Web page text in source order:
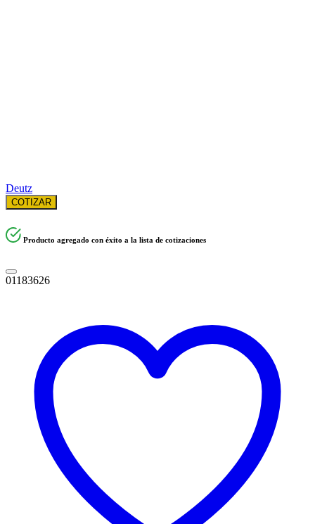
Deutz
COTIZAR
Producto agregado con éxito a la lista de cotizaciones
01183626